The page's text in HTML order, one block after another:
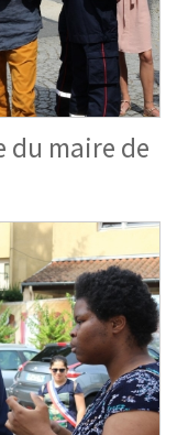
du maire de